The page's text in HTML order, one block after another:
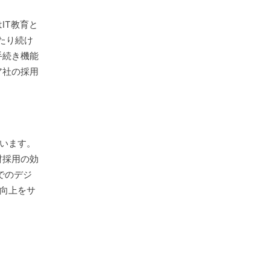
教育と
り続け
き機能
の採用
ます。
用の効
のデジ
上をサ